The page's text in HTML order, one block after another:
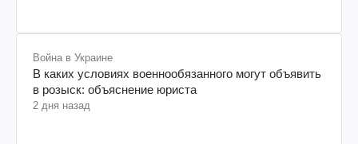
Война в Украине
В каких условиях военнообязанного могут объявить
в розыск: объяснение юриста
2 дня назад